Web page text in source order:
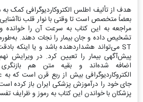
هدف از تألیف اطلس الکتروکاردیوگرافی کمک به
بعضاً متخصص است تا وقتی با نوار قلب ناآشنایی
مراجعه به این کتاب به سرعت آن را خوانده و
تشخیص داده و جان بیمار را نجات دهند.
پیش‌آگهی بیمار را تعیین کرد. در ویرایش
اضافه شده‌اند و بقیه‌ متن هم
الکتروکاردیوگرافی بیش از ربع قرن است که
جای خود را درآموزش پزشکی ایران باز کرده
پزشکان با خواندن این کتاب به رموز و ظرایف